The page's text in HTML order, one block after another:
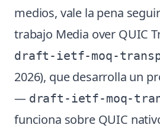
medios, vale la pena
trabajo Media over QUIC
draft-ietf-moq-
2026), que desarrolla un
— draft-ietf-moq-
funciona sobre QUIC